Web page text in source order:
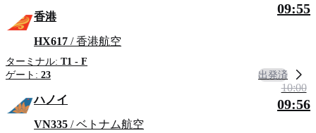
香港
HX617 / 香港航空
ターミナル: T1 - F
ゲート: 23
09:55
出発済
ハノイ
VN335 / ベトナム航空
10:00
09:56